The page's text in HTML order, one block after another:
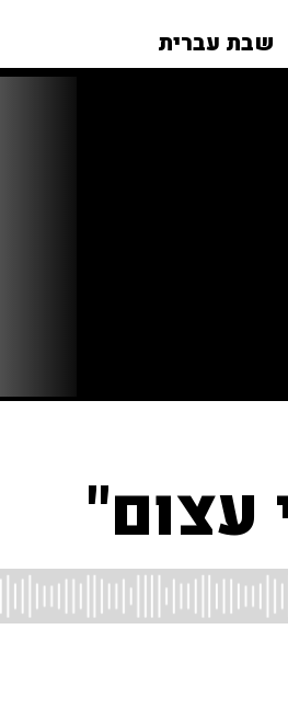
שבת עברית
עצום"